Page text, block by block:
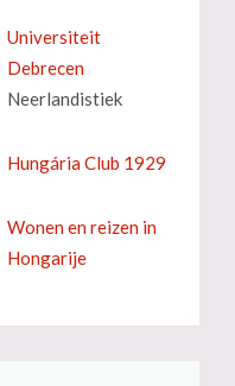
Universiteit
Debrecen
Neerlandistiek
Hungária Club 1929
Wonen en reizen in
Hongarije